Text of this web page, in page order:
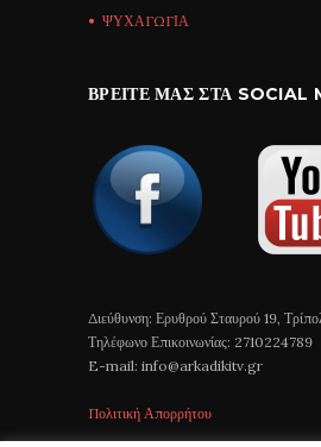
ΨΥΧΑΓΩΓΙΑ
ΒΡΕΊΤΕ ΜΑΣ ΣΤΑ SOCIAL
Διεύθυνση: Ερυθρού Σταυρού 19,
Τηλέφωνο Επικοινωνίας: 2710224789
E-mail: info@arkadikitv.gr
Πολιτική Απορρήτου